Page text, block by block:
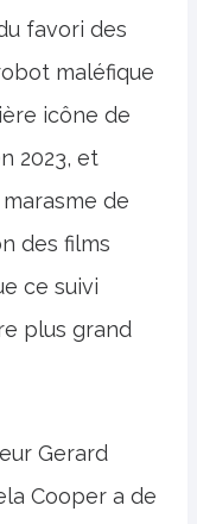
favori des
maléfique
icône de
2023, et
de
des films
ce suivi
plus grand
Gerard
Cooper a de